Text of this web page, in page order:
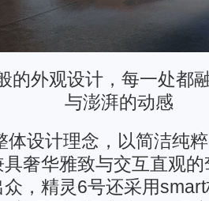
的外观设计，每一处都
与澎湃的动感
体设计理念，以简洁纯
奢华雅致与交互直观
，精灵6号还采用